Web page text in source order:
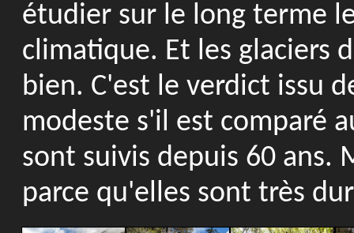
étudier sur le long terme
climatique. Et les glaciers
bien. C'est le verdict issu
modeste s'il est comparé
sont suivis depuis 60 ans.
parce qu'elles sont très